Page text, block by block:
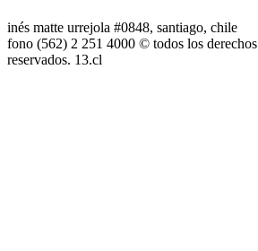
inés matte urrejola #0848, santiago, chile
fono (562) 2 251 4000 © todos los derechos
reservados. 13.cl